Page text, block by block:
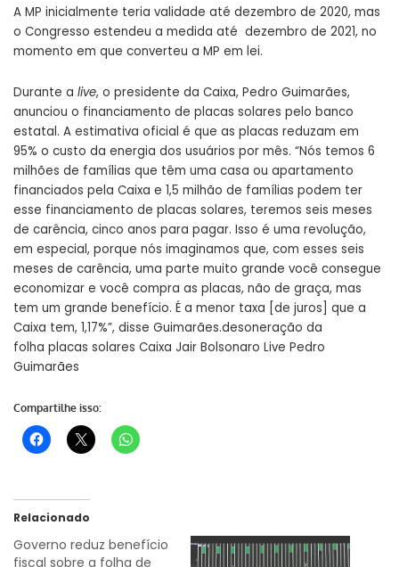
A MP inicialmente teria validade até dezembro de 2020, mas
o Congresso estendeu a medida até dezembro de 2021, no
momento em que converteu a MP em lei.
Durante a live, o presidente da Caixa, Pedro Guimarães,
anunciou o financiamento de placas solares pelo banco
estatal. A estimativa oficial é que as placas reduzam em
95% o custo da energia dos usuários por mês. “Nós temos 6
milhões de famílias que têm uma casa ou apartamento
financiados pela Caixa e 1,5 milhão de famílias podem ter
esse financiamento de placas solares, teremos seis meses
de carência, cinco anos para pagar. Isso é uma revolução,
em especial, porque nós imaginamos que, com esses seis
meses de carência, uma parte muito grande você consegue
economizar e você compra as placas, não de graça, mas
tem um grande benefício. É a menor taxa [de juros] que a
Caixa tem, 1,17%”, disse Guimarães.desoneração da
folha placas solares Caixa Jair Bolsonaro Live Pedro
Guimarães
Compartilhe isso:
Relacionado
Governo reduz benefício
fiscal sobre a folha de